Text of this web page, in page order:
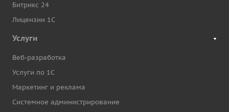
Битрикс 24
Лицензии 1С
Услуги
Веб-разработка
Услуги по 1С
Маркетинг и реклама
Системное администрирование